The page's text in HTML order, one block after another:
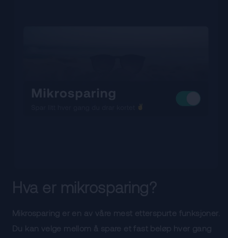
Hva er mikrosparing?
Mikrosparing er en av våre mest etterspurte funksjoner.
Du kan velge mellom å spare et fast beløp hver gang